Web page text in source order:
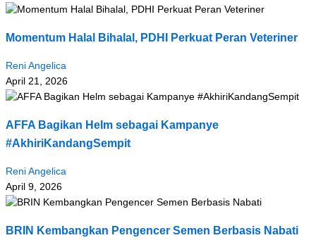
Momentum Halal Bihalal, PDHI Perkuat Peran Veteriner
Reni Angelica
April 21, 2026
AFFA Bagikan Helm sebagai Kampanye
#AkhiriKandangSempit
Reni Angelica
April 9, 2026
BRIN Kembangkan Pengencer Semen Berbasis Nabati